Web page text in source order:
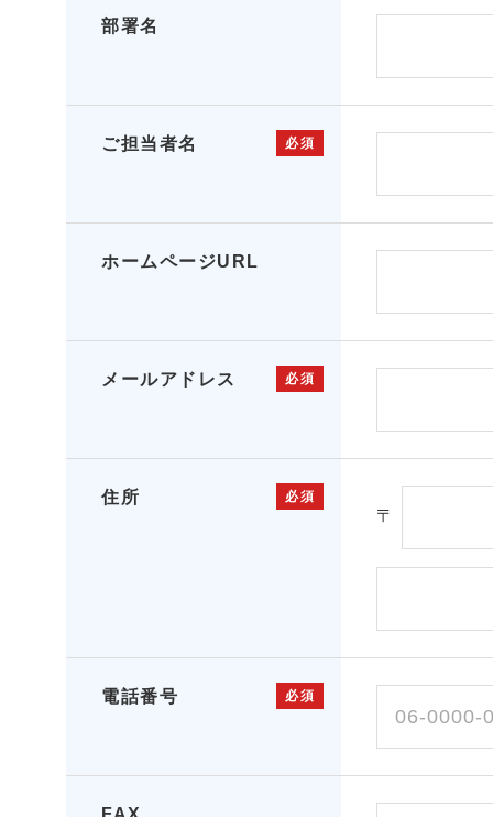
部署名
ご担当者名 必須
ホームページURL
メールアドレス 必須
住所 必須
〒
電話番号 必須